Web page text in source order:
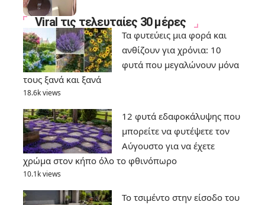
Viral τις τελευταίες 30 μέρες
Τα φυτεύεις μια φορά και
ανθίζουν για χρόνια: 10
φυτά που μεγαλώνουν μόνα
τους ξανά και ξανά
18.6k views
12 φυτά εδαφοκάλυψης που
μπορείτε να φυτέψετε τον
Αύγουστο για να έχετε
χρώμα στον κήπο όλο το φθινόπωρο
10.1k views
Το τσιμέντο στην είσοδο του